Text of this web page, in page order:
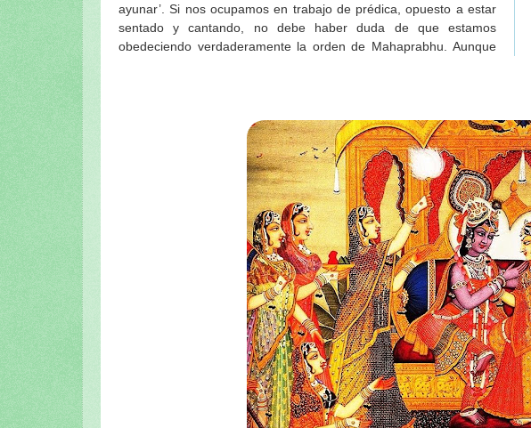
ayunar’. Si nos ocupamos en trabajo de prédica, opuesto a estar
sentado y cantando, no debe haber duda de que estamos
obedeciendo verdaderamente la orden de Mahaprabhu. Aunque